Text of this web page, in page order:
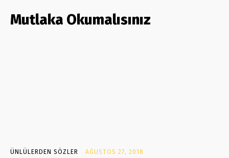
Mutlaka Okumalısınız
ÜNLÜLERDEN SÖZLER AĞUSTOS 27, 2018